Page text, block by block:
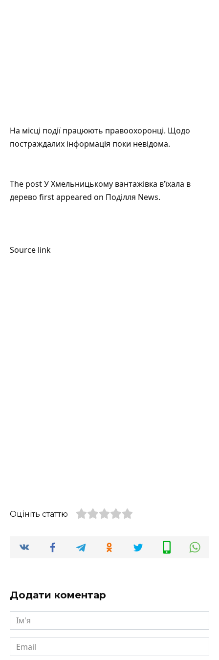
На місці події працюють правоохоронці. Щодо
постраждалих інформація поки невідома.
The postУ Хмельницькому вантажівка в’їхала в
дерево first appeared on Поділля News.
Source link
Оцініть статтю
Додати коментар
Ім'я
Email